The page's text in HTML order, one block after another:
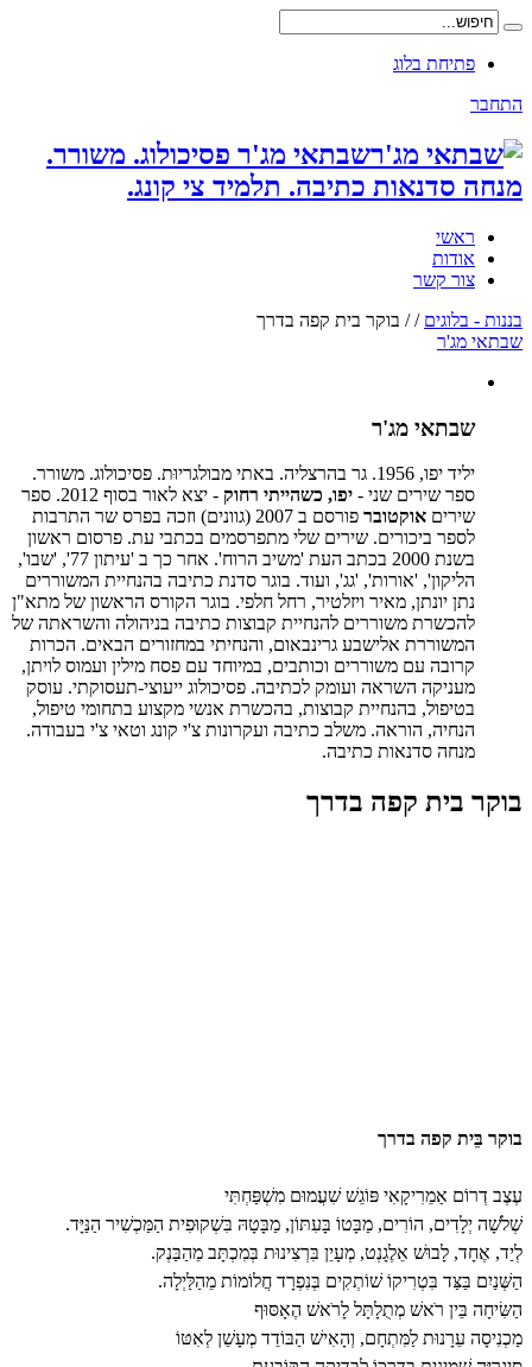
פתיחת בלוג
התחבר
שבתאי מג'ר פסיכולוג. משורר.
מנחה סדנאות כתיבה. תלמיד צי קונג.
ראשי
אודות
צור קשר
בננות - בלוגים /
/ בוקר בית קפה בדרך
שבתאי מג'ר
שבתאי מג'ר
יליד יפו, 1956. גר בהרצליה. באתי מבולגריוּת. פסיכולוג. משורר.
ספר שירים שני - יפו, כשהייתי רחוק
- יצא לאור בסוף 2012. ספר
שירים אוקטובר
פורסם ב 2007 (גוונים) וזכה בפרס שר התרבות
לספר ביכורים. שירים שלי מתפרסמים בכתבי עת. פרסום ראשון
בשנת 2000 בכתב העת 'משיב הרוח'. אחר כך ב 'עיתון 77', 'שבו',
הליקון', 'אורות', 'גג', ועוד. בוגר סדנת כתיבה בהנחיית המשוררים
נתן יונתן, מאיר ויזלטיר, רחל חלפי. בוגר הקורס הראשון של מתא"ן
להכשרת משוררים להנחיית קבוצות כתיבה בניהולה והשראתה של
המשוררת אלישבע גרינבאום, והנחיתי במחזורים הבאים. הכרות
קרובה עם משוררים וכותבים, במיוחד עם פסח מילין ועמוס לויתן,
מעניקה השראה ועומק לכתיבה. פסיכולוג ייעוצי-תעסוקתי. עוסק
בטיפול, בהנחיית קבוצות, בהכשרת אנשי מקצוע בתחומי טיפול,
הנחיה, הוראה. משלב כתיבה ועקרונות צ'י קונג וטאי צ'י בעבודה.
מנחה סדנאות כתיבה.
בוקר בית קפה בדרך
בוקר בֵּית קפה בדרך
עֶצֶב דְרוֹם אַמֵרִיקָאִי פּוֹגֵשׁ שִׁעֲמוּם מִשְׁפַּחְתִּי
שְׁלֹשָׁה יְלָדִים, הוֹרִים, מַבָּטוֹ בָּעִתּוֹן, מַבָּטָהּ בִּשְׁקוּפִית הַמַּכְשִׁיר הַנַּיָּד.
לְיַד, אֶחָד, לָבוּשׁ אֵלֶגָנְט, מְעָיֵן בִּרְצִינוּת בְּמִכְתָּב מֵהַבַּנְק.
הַשְּׁנַיִם בַּצַּד בִּטְרִיקוֹ שׁוֹתְקִים בְּנִפְרָד חֲלוֹמוֹת מֵהַלַּיְלָה.
הַשִּׂיחָה בֵּין רֹאשׁ מְתֻלָתָּל לָרֹאשׁ הֶאָסּוּף
מַכְנִיסָה עֵרָנוּת לַמִּתְחָם, וְהָאִישׁ הַבּוֹדֵד מְעָשֵׁן לְאִטּוֹ